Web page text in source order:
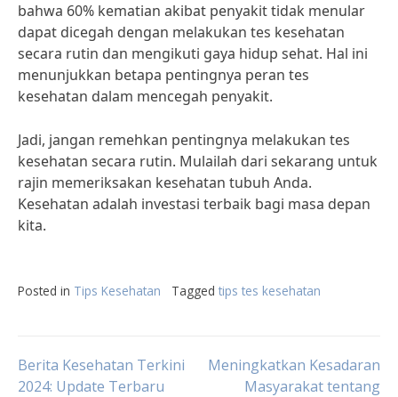
bahwa 60% kematian akibat penyakit tidak menular
dapat dicegah dengan melakukan tes kesehatan
secara rutin dan mengikuti gaya hidup sehat. Hal ini
menunjukkan betapa pentingnya peran tes
kesehatan dalam mencegah penyakit.
Jadi, jangan remehkan pentingnya melakukan tes
kesehatan secara rutin. Mulailah dari sekarang untuk
rajin memeriksakan kesehatan tubuh Anda.
Kesehatan adalah investasi terbaik bagi masa depan
kita.
Posted in Tips Kesehatan Tagged tips tes kesehatan
Post
Berita Kesehatan Terkini
2024: Update Terbaru
Meningkatkan Kesadaran
Masyarakat tentang